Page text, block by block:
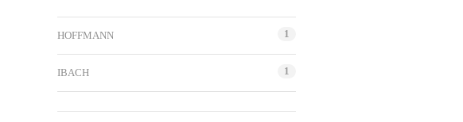
HOFFMANN 1
IBACH 1